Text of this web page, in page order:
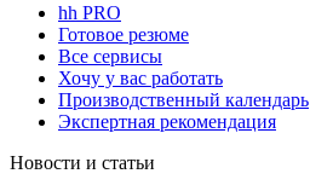
hh PRO
Готовое резюме
Все сервисы
Хочу у вас работать
Производственный календарь
Экспертная рекомендация
Новости и статьи